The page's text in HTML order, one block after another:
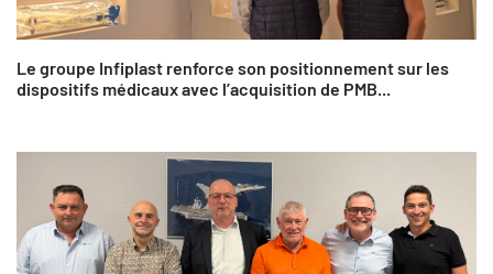
Le groupe Infiplast renforce son positionnement sur les
dispositifs médicaux avec l’acquisition de PMB...